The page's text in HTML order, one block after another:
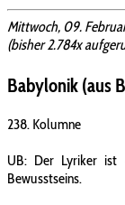
Mittwoch, 09.
(bisher 2.784x
Babylonik (aus
238. Kolumne
UB: Der Lyriker ist
Bewusstseins.